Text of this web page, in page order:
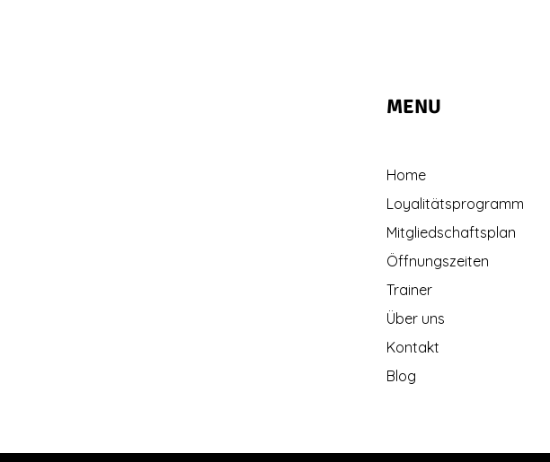
MENU
Home
Loyalitätsprogramm
Mitgliedschaftsplan
Öffnungszeiten
Trainer
Über uns
Kontakt
Blog